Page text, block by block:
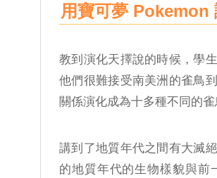
用寶可夢 Pokemon
教到演化天擇說的時候，學
他們很難接受南美洲的雀鳥
關係演化成為十多種不同的
講到了地質年代之間有大滅
的地質年代的生物樣貌與前